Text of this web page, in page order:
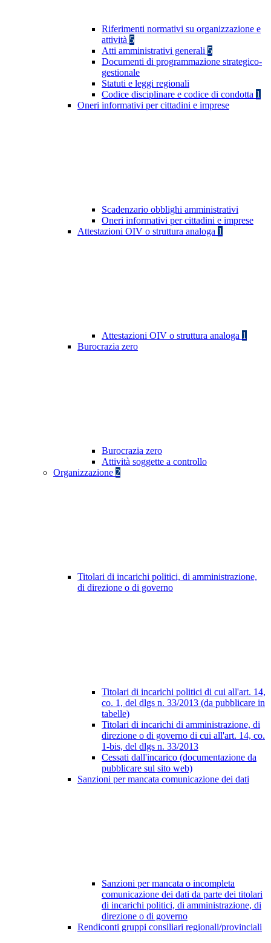
Riferimenti normativi su organizzazione e
attività 5
Atti amministrativi generali 5
Documenti di programmazione strategico-
gestionale
Statuti e leggi regionali
Codice disciplinare e codice di condotta 1
Oneri informativi per cittadini e imprese
Scadenzario obblighi amministrativi
Oneri informativi per cittadini e imprese
Attestazioni OIV o struttura analoga 1
Attestazioni OIV o struttura analoga 1
Burocrazia zero
Burocrazia zero
Attività soggette a controllo
Organizzazione 2
Titolari di incarichi politici, di amministrazione,
di direzione o di governo
Titolari di incarichi politici di cui all'art. 14,
co. 1, del dlgs n. 33/2013 (da pubblicare in
tabelle)
Titolari di incarichi di amministrazione, di
direzione o di governo di cui all'art. 14, co.
1-bis, del dlgs n. 33/2013
Cessati dall'incarico (documentazione da
pubblicare sul sito web)
Sanzioni per mancata comunicazione dei dati
Sanzioni per mancata o incompleta
comunicazione dei dati da parte dei titolari
di incarichi politici, di amministrazione, di
direzione o di governo
Rendiconti gruppi consiliari regionali/provinciali